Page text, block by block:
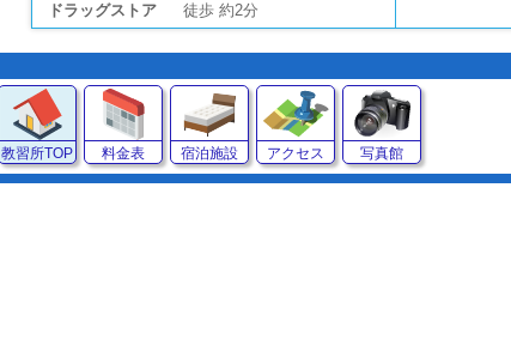
ドラッグストア
徒歩 約2分
教習所TOP 料金表 宿泊施設 アクセス 写真館